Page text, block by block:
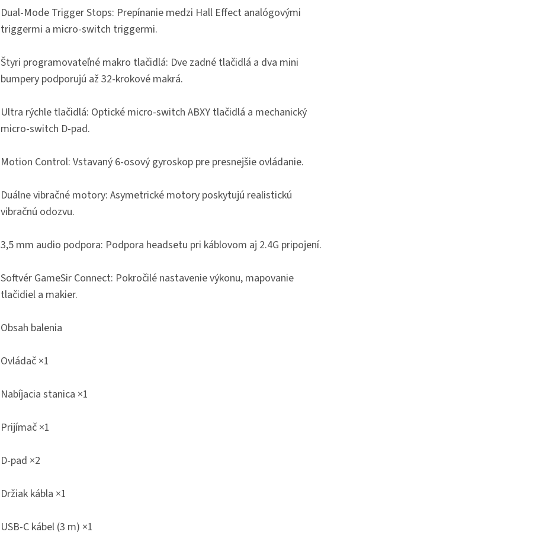
Dual-Mode Trigger Stops: Prepínanie medzi Hall Effect analógovými
triggermi a micro-switch triggermi.
Štyri programovateľné makro tlačidlá: Dve zadné tlačidlá a dva mini
bumpery podporujú až 32-krokové makrá.
Ultra rýchle tlačidlá: Optické micro-switch ABXY tlačidlá a mechanický
micro-switch D-pad.
Motion Control: Vstavaný 6-osový gyroskop pre presnejšie ovládanie.
Duálne vibračné motory: Asymetrické motory poskytujú realistickú
vibračnú odozvu.
3,5 mm audio podpora: Podpora headsetu pri káblovom aj 2.4G pripojení.
Softvér GameSir Connect: Pokročilé nastavenie výkonu, mapovanie
tlačidiel a makier.
Obsah balenia
Ovládač ×1
Nabíjacia stanica ×1
Prijímač ×1
D-pad ×2
Držiak kábla ×1
USB-C kábel (3 m) ×1